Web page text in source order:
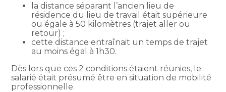
la distance séparant l’ancien lieu de
résidence du lieu de travail était supérieure
ou égale à 50 kilomètres (trajet aller ou
retour) ;
cette distance entraînait un temps de trajet
au moins égal à 1h30.
Dès lors que ces 2 conditions étaient réunies, le
salarié était présumé être en situation de mobilité
professionnelle.